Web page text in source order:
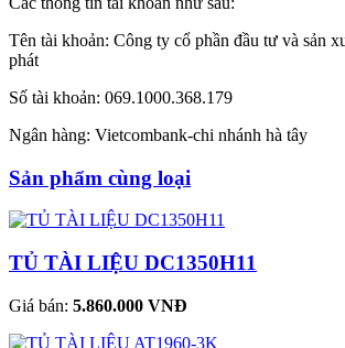
Tên tài khoản: Công ty cổ phần đầu tư và sản
phát
Số tài khoản: 069.1000.368.179
Ngân hàng: Vietcombank-chi nhánh hà tây
Sản phẩm cùng loại
TỦ TÀI LIỆU DC1350H11
Giá bán: 5.860.000 VNĐ